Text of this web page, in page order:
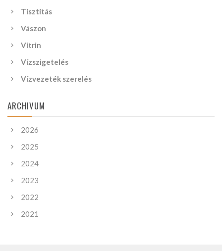
Tisztítás
Vászon
Vitrin
Vízszigetelés
Vízvezeték szerelés
ARCHIVUM
2026
2025
2024
2023
2022
2021